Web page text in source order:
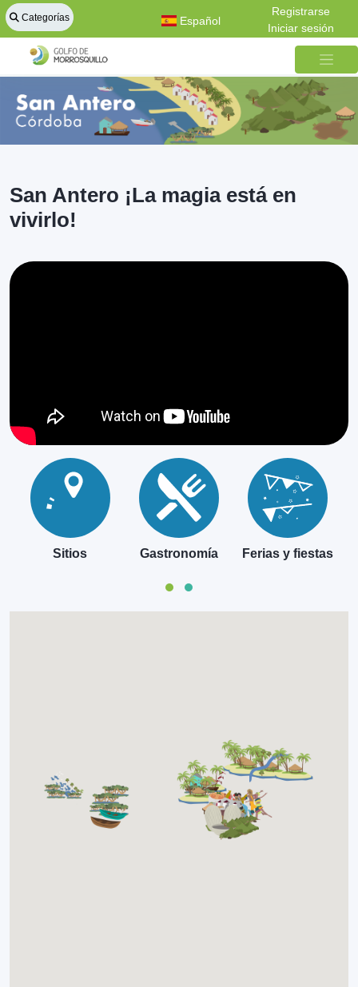
Categorías Español
Registrarse
Iniciar sesión
San Antero ¡La magia está en
vivirlo!
Sitios Gastronomía Ferias y fiestas